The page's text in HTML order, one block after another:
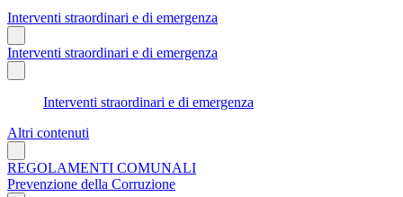
Interventi straordinari e di emergenza
Interventi straordinari e di emergenza
Interventi straordinari e di emergenza
Altri contenuti
REGOLAMENTI COMUNALI
Prevenzione della Corruzione